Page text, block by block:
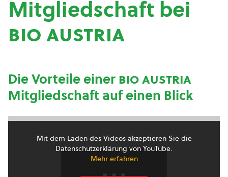
Mitgliedschaft bei
bio austria
Die Vorteile einerbio austria
Mitgliedschaft auf einen Blick
Mit dem Laden des Videos akzeptieren Sie die
Datenschutzerklärung von YouTube.
Mehr erfahren